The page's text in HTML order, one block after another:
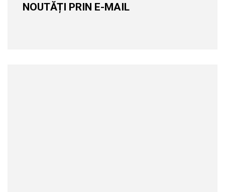
NOUTĂȚI PRIN E-MAIL